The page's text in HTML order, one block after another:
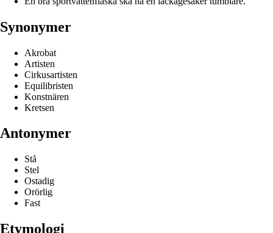
Synonymer
Akrobat
Artisten
Cirkusartisten
Equilibristen
Konstnären
Kretsen
Antonymer
Stå
Stel
Ostadig
Orörlig
Fast
Etymologi